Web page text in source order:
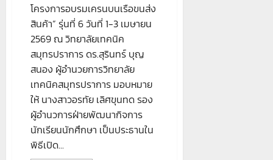
โครงการอบรมเครนบนเรือขนส่ง
สินค้า” รุ่นที่ 6 วันที่ 1-3 เมษายน
2569 ณ วิทยาลัยเทคนิค
สมุทรปราการ ดร.สุรินทร์ บุญ
สนอง ผู้อำนวยการวิทยาลัย
เทคนิคสมุทรปราการ มอบหมาย
ให้ นางสาวอรทัย เลิศขุนทด รอง
ผู้อำนวการฝ่ายพัฒนากิจการ
นักเรียนนักศึกษา เป็นประธานใน
พิธีเปิด...